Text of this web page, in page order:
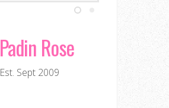
Padin Rose
Est. Sept 2009